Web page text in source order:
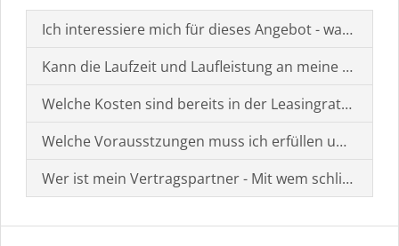
Ich interessiere mich für dieses Angebot - was muss
Kann die Laufzeit und Laufleistung an meine
Welche Kosten sind bereits in der Leasingrate
Welche Vorausstzungen muss ich erfüllen um einen
Wer ist mein Vertragspartner - Mit wem schließe ich